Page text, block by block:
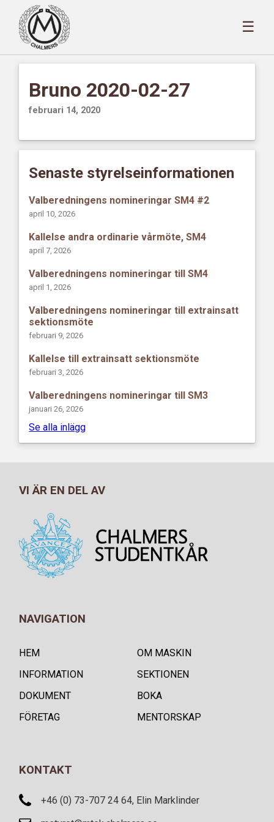
☰
Bruno 2020-02-27
februari 14, 2020
Senaste styrelseinformationen
Valberedningens nomineringar SM4 #2
april 10, 2026
Kallelse andra ordinarie vårmöte, SM4
april 7, 2026
Valberedningens nomineringar till SM4
april 1, 2026
Valberedningens nomineringar till extrainsatt
sektionsmöte
februari 9, 2026
Kallelse till extrainsatt sektionsmöte
februari 3, 2026
Valberedningens nomineringar till SM3
januari 26, 2026
Se alla inlägg
VI ÄR EN DEL AV
NAVIGATION
HEM
OM MASKIN
INFORMATION
SEKTIONEN
DOKUMENT
BOKA
FÖRETAG
MENTORSKAP
KONTAKT
+46 (0) 73-707 24 64, Elin Marklinder